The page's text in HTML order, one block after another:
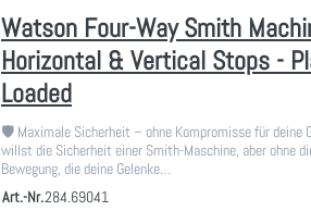
Watson Four-Way Smith
Horizontal & Vertical Stops -
Loaded
🛡️ Maximale Sicherheit – ohne Kompromisse für deine
willst die Sicherheit einer Smith-Maschine, aber ohne
Bewegung, die deine Gelenke…
Art.-Nr.284.69041